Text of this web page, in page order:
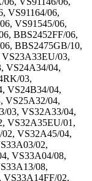
VS91164/06,
VS91545/06,
BBS2452FF/06,
BBS2475GB/10,
03,
VS24A34/04,
03,
VS24B34/04,
VS25A32/04,
03, VS32A33/04,
VS32A35EU/01,
VS32A45/04,
02,
VS33A04/08,
08,
VS33A14FF/02,